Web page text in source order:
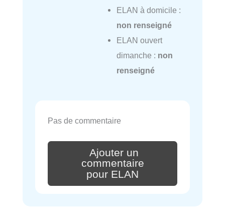
ELAN à domicile :
non renseigné
ELAN ouvert
dimanche : non
renseigné
Pas de commentaire
Ajouter un
commentaire
pour ELAN